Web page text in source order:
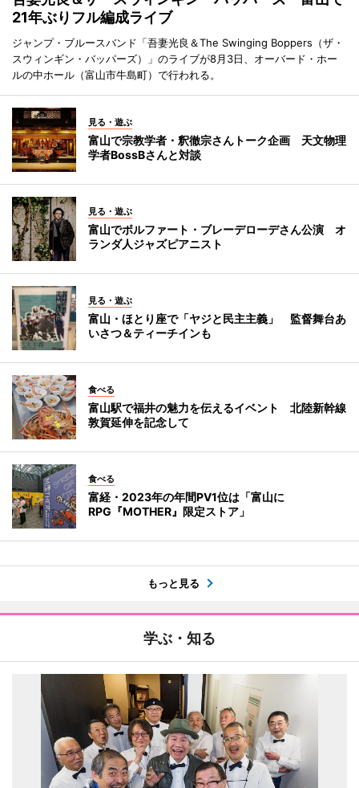
21年ぶりフル編成ライブ
ジャンプ・ブルースバンド「吾妻光良＆The Swinging Boppers（ザ・
スウィンギン・バッパーズ）」のライブが8月3日、オーバード・ホー
ルの中ホール（富山市牛島町）で行われる。
見る・遊ぶ
富山で宗教学者・釈徹宗さんトーク企画 天文物理
学者BossBさんと対談
見る・遊ぶ
富山でボルファート・ブレーデローデさん公演 オ
ランダ人ジャズピアニスト
見る・遊ぶ
富山・ほとり座で「ヤジと民主主義」 監督舞台あ
いさつ＆ティーチインも
食べる
富山駅で福井の魅力を伝えるイベント 北陸新幹線
敦賀延伸を記念して
食べる
富経・2023年の年間PV1位は「富山に
RPG『MOTHER』限定ストア」
もっと見る
学ぶ・知る